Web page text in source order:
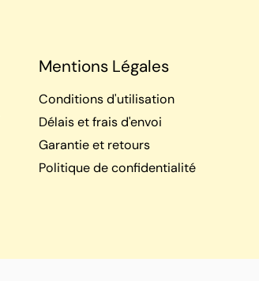
Mentions Légales
Conditions d'utilisation
Délais et frais d'envoi
Garantie et retours
Politique de confidentialité